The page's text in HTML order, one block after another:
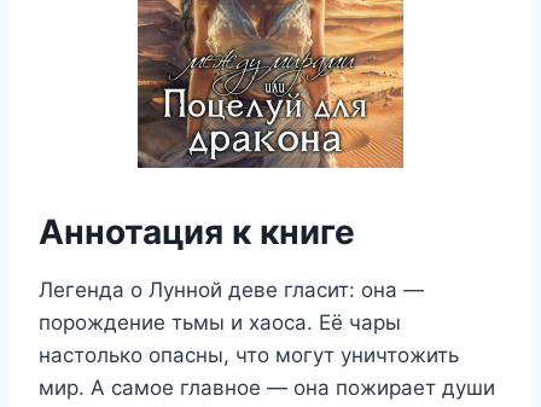
Аннотация к книге
Легенда о Лунной деве гласит: она —
порождение тьмы и хаоса. Её чары
настолько опасны, что могут уничтожить
мир. А самое главное — она пожирает души